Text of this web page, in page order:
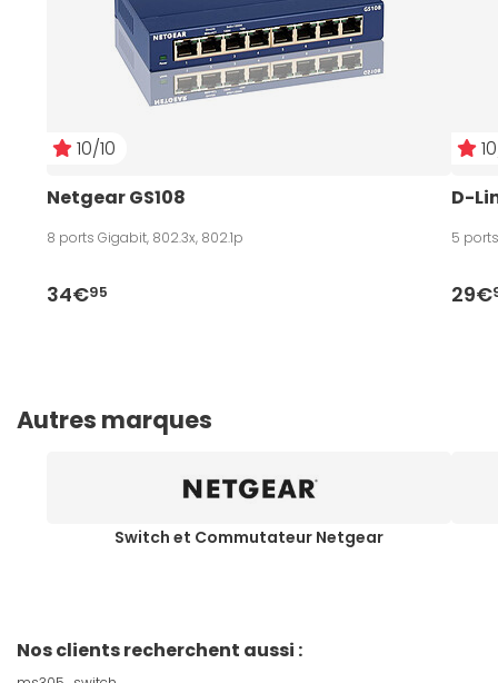
10/10
Netgear GS108
8 ports Gigabit, 802.3x, 802.1p
34€95
D-
5
29€
Autres marques
Switch et Commutateur Netgear
Nos clients recherchent aussi :